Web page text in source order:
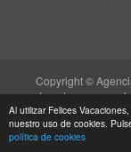
Al utilizar Felices
nuestro uso de cookies.
política de cookies
Copyright ©
derechos
trabaja con
protección de